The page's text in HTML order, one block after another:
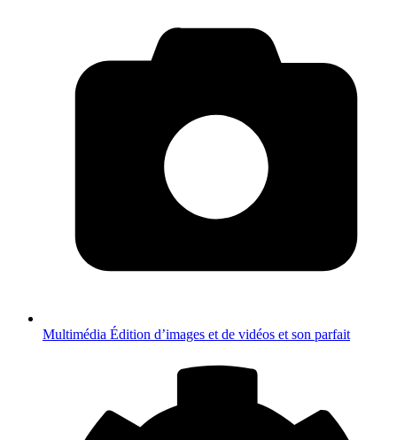
Multimédia Édition d’images et de vidéos et son parfait